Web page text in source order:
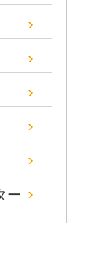
ー